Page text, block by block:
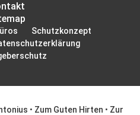
Schutzkonzept
• Zum Guten Hirten • Zur